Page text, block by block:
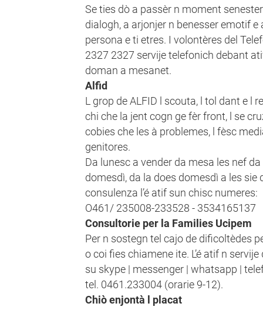
Se ties dò a passèr n moment
dialogh, a arjonjer n benesser emotif
persona e ti etres. I volontères del
2327 2327 servije telefonich debant
doman a mesanet.
Alfid
L grop de ALFID l scouta, l tol dant e l
chi che la jent cogn ge fèr front, l se
cobies che les à problemes, l fèsc
genitores.
Da lunesc a vender da mesa les nef
domesdì, da la does domesdì a les sie
consulenza l’é atif sun chisc numeres:
O461/ 235008-233528 - 3534165137
Consultorie per la Families Ucipem
Per n sostegn tel cajo de dificoltèdes
o coi fies chiamene ite. L’é atif n
su skype | messenger | whatsapp |
tel. 0461.233004 (orarie 9-12).
Chiò enjontà l placat